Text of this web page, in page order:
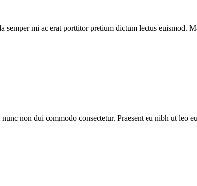
mi ac erat porttitor pretium dictum lectus euismod.
non dui commodo consectetur. Praesent eu nibh ut leo